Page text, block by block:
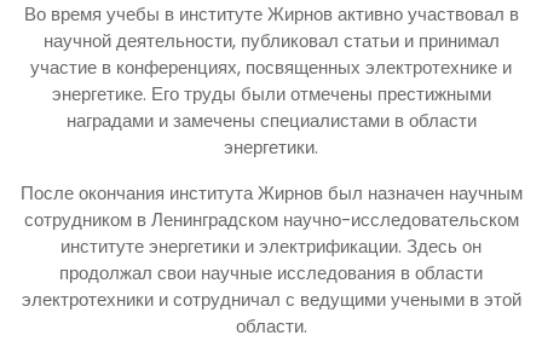
Во время учебы в институте Жирнов активно участвовал в
научной деятельности, публиковал статьи и принимал
участие в конференциях, посвященных электротехнике и
энергетике. Его труды были отмечены престижными
наградами и замечены специалистами в области
энергетики.
После окончания института Жирнов был назначен научным
сотрудником в Ленинградском научно-исследовательском
институте энергетики и электрификации. Здесь он
продолжал свои научные исследования в области
электротехники и сотрудничал с ведущими учеными в этой
области.